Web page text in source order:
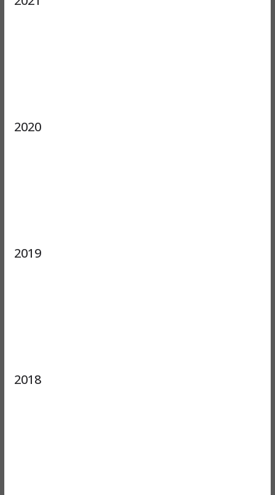
2020
2019
2018